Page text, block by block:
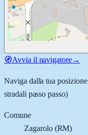
🧭Avvia il navigatore→
Naviga dalla tua
stradali passo passo)
Comune
Zagarolo(RM)